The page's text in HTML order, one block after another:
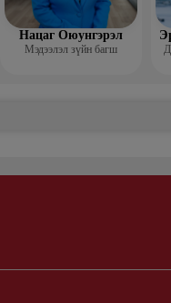
Нацаг Оюунгэрэл
Мэдээлэл зүйн багш